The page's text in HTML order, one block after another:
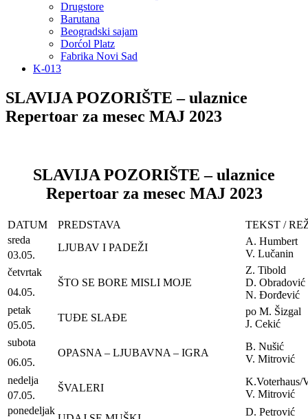
Drugstore
Barutana
Beogradski sajam
Dorćol Platz
Fabrika Novi Sad
K-013
SLAVIJA POZORIŠTE – ulaznice
Repertoar za mesec MAJ 2023
SLAVIJA POZORIŠTE – ulaznice
Repertoar za mesec MAJ 2023
DATUM PREDSTAVA
TEKST /
sreda
LJUBAV I PADEŽI
A. Humbert
V. Lučanin
03.05.
četvrtak
ŠTO SE BORE MISLI MOJE
Z. Tibold
D. Obradović
N. Đorđević
04.05.
petak
TUĐE SLAĐE
po M. Šizgal
J. Cekić
05.05.
subota
OPASNA – LJUBAVNA – IGRA
B. Nušić
V. Mitrović
06.05.
nedelja
ŠVALERI
K.Voterhaus/
V. Mitrović
07.05.
ponedeljak
D. Petrović